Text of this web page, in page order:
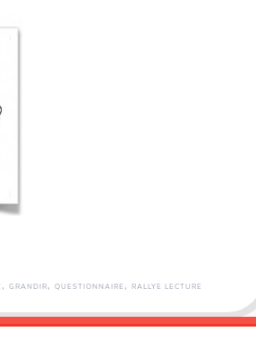
, GRANDIR, QUESTIONNAIRE , RALLYE LECTURE